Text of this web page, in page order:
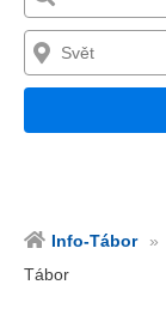
Info-Tábor
Tábor